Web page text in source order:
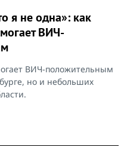
я не одна»: как
ВИЧ-
ВИЧ-положительным
но и небольших